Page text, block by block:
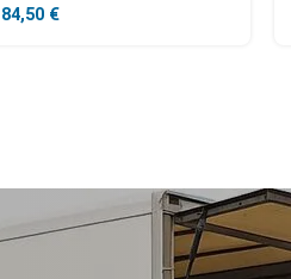
84,50 €